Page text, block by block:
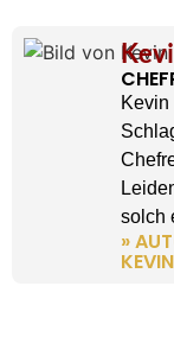
Kevin
solch
»